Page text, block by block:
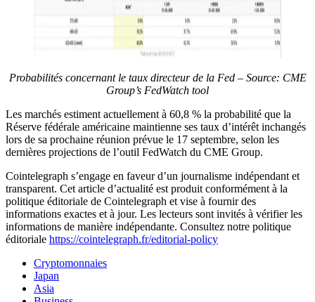
Probabilités concernant le taux directeur de la Fed – Source: CME
Group’s FedWatch tool
Les marchés estiment actuellement à 60,8 % la probabilité que la
Réserve fédérale américaine maintienne ses taux d’intérêt inchangés
lors de sa prochaine réunion prévue le 17 septembre, selon les
dernières projections de l’outil FedWatch du CME Group.
Cointelegraph s’engage en faveur d’un journalisme indépendant et
transparent. Cet article d’actualité est produit conformément à la
politique éditoriale de Cointelegraph et vise à fournir des
informations exactes et à jour. Les lecteurs sont invités à vérifier les
informations de manière indépendante. Consultez notre politique
éditoriale https://cointelegraph.fr/editorial-policy
Cryptomonnaies
Japan
Asia